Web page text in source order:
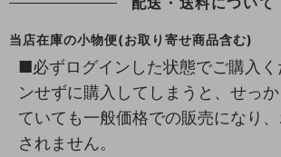
当店在庫の小物便(お取り寄せ商品含む)
■必ずログインした状態でご購入く
ンせずに購入してしまうと、せっ
ていても一般価格での販売になり
されません。